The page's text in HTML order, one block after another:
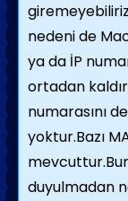
nedeni de
ya da İP
ortadan
numarasını
yoktur.Bazı
duyulmadan